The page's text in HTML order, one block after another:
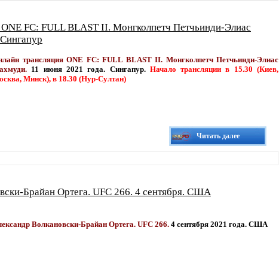
FC: FULL BLAST II. Монгколпетч Петчьинди-Элиас
трансляция ONE FC: FULL BLAST II. Монгколпетч Петчьинди-Элиас
11 июня 2021 года. Сингапур. Начало трансляции в 15.30 (Киев,
Минск), в 18.30 (Нур-Султан)
Читать далее
Брайан Ортега. UFC 266. 4 сентября. США
Волкановски-Брайан Ортега. UFC 266. 4 сентября 2021 года. США